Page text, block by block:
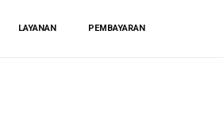
LAYANAN PEMBAYARAN